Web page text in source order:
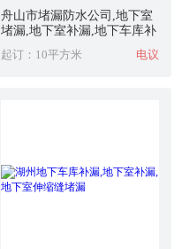
舟山市堵漏防水公司,地下室
堵漏,地下室补漏,地下车库补
起订：10平方米 电议